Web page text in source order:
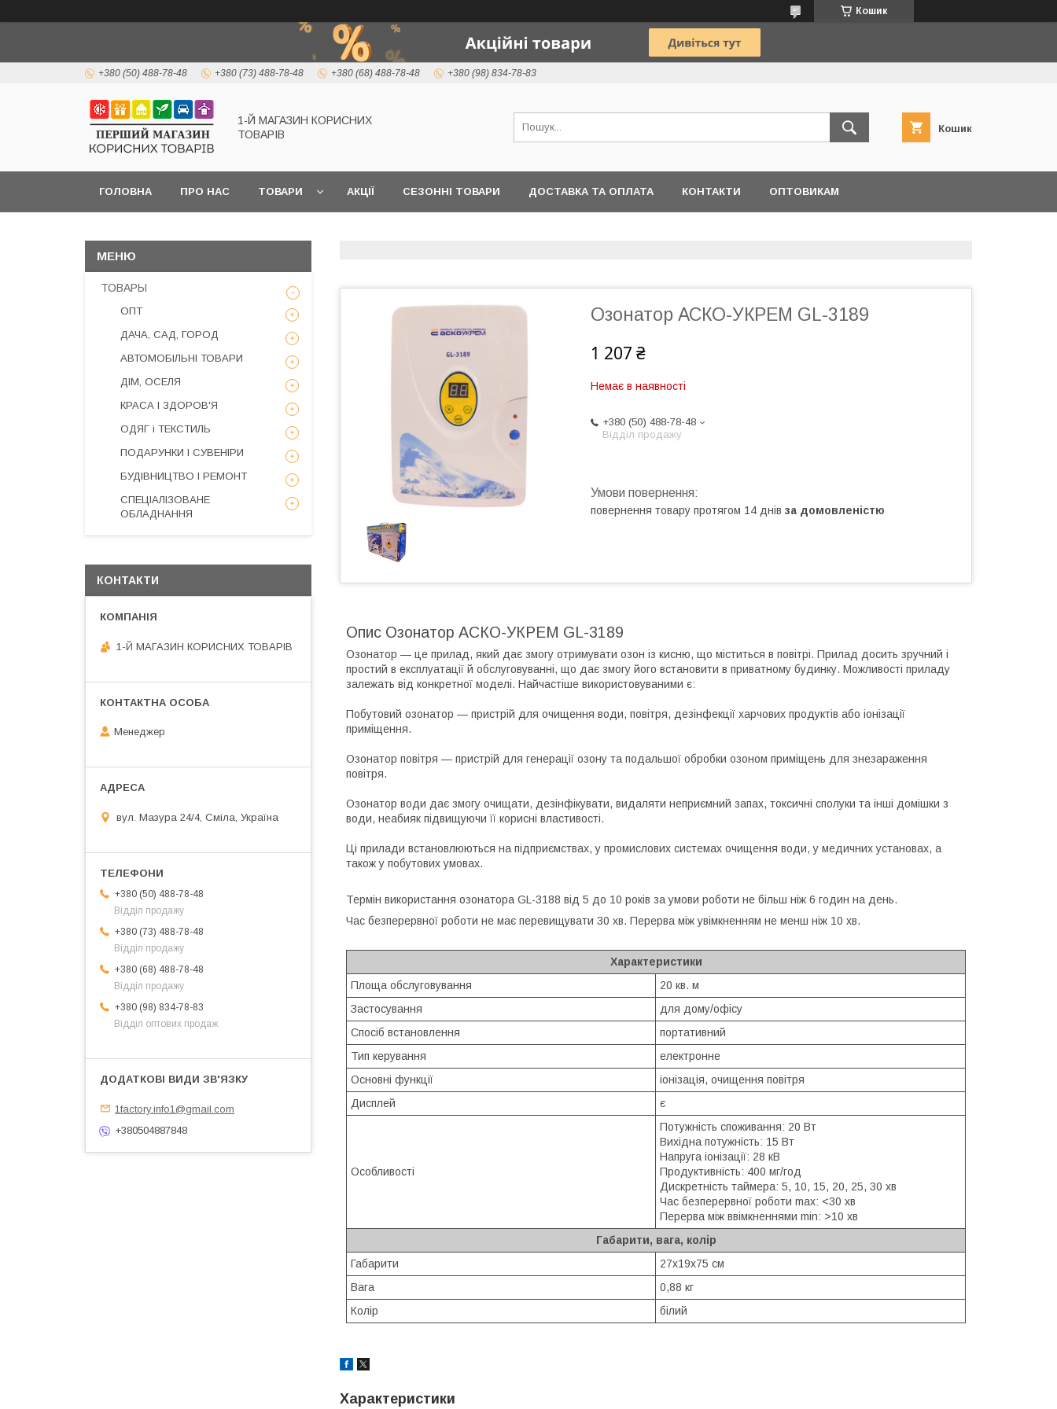
Кошик
+380 (50) 488-78-48 +380 (73) 488-78-48 +380 (68) 488-78-48 +380 (98) 834-78-83
1-Й МАГАЗИН КОРИСНИХ
ТОВАРІВ
Кошик
ГОЛОВНА ПРО НАС ТОВАРИ АКЦІЇ СЕЗОННІ ТОВАРИ ДОСТАВКА ТА ОПЛАТА КОНТАКТИ ОПТОВИКАМ
Озонатор АСКО-УКРЕМ GL-3189
1 207 ₴
Немає в наявності
+380 (50) 488-78-48
Відділ продажу
повернення товару протягом 14 днів за домовленістю
Опис Озонатор АСКО-УКРЕМ GL-3189
Озонатор — це прилад, який дає змогу отримувати озон із кисню, що міститься в повітрі. Прилад досить зручний і
простий в експлуатації й обслуговуванні, що дає змогу його встановити в приватному будинку. Можливості приладу
залежать від конкретної моделі. Найчастіше використовуваними є:
Побутовий озонатор — пристрій для очищення води, повітря, дезінфекції харчових продуктів або іонізації
приміщення.
Озонатор повітря — пристрій для генерації озону та подальшої обробки озоном приміщень для знезараження
повітря.
Озонатор води дає змогу очищати, дезінфікувати, видаляти неприємний запах, токсичні сполуки та інші домішки з
води, неабияк підвищуючи її корисні властивості.
Ці прилади встановлюються на підприємствах, у промислових системах очищення води, у медичних установах, а
також у побутових умовах.
Термін використання озонатора GL-3188 від 5 до 10 років за умови роботи не більш ніж 6 годин на день.
Час безперервної роботи не має перевищувати 30 хв. Перерва між увімкненням не менш ніж 10 хв.
Характеристики
Площа обслуговування
20 кв. м
Застосування
для дому/офісу
Спосіб встановлення
портативний
Тип керування
електронне
Основні функції
іонізація, очищення повітря
Дисплей
є
Особливості
Потужність споживання: 20 Вт
Вихідна потужність: 15 Вт
Напруга іонізації: 28 кВ
Продуктивність: 400 мг/год
Дискретність таймера: 5, 10, 15, 20, 25, 30 хв
Час безперервної роботи max: <30 хв
Перерва між ввімкненнями min: >10 хв
Габарити, вага, колір
Габарити
27х19х75 см
Вага
0,88 кг
Колір
білий
Характеристики
ТОВАРЫ
ОПТ
ДАЧА, САД, ГОРОД
АВТОМОБІЛЬНІ ТОВАРИ
ДІМ, ОСЕЛЯ
КРАСА І ЗДОРОВ'Я
ОДЯГ і ТЕКСТИЛЬ
ПОДАРУНКИ І СУВЕНІРИ
БУДІВНИЦТВО І РЕМОНТ
СПЕЦІАЛІЗОВАНЕ
ОБЛАДНАННЯ
КОНТАКТИ
1-Й МАГАЗИН КОРИСНИХ ТОВАРІВ
Менеджер
вул. Мазура 24/4, Сміла, Україна
+380 (50) 488-78-48
Відділ продажу
+380 (73) 488-78-48
Відділ продажу
+380 (68) 488-78-48
Відділ продажу
+380 (98) 834-78-83
Відділ оптових продаж
1factory.info1@gmail.com
+380504887848